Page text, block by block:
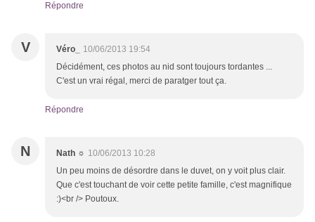
Répondre
V Véro_
10/06/2013 19:54
Décidément, ces photos au nid sont toujours tordantes ...
C'est un vrai régal, merci de paratger tout ça.
Répondre
N Nath ☼ 10/06/2013 10:28
Un peu moins de désordre dans le duvet, on y voit plus clair.
Que c'est touchant de voir cette petite famille, c'est magnifique
:)<br /> Poutoux.